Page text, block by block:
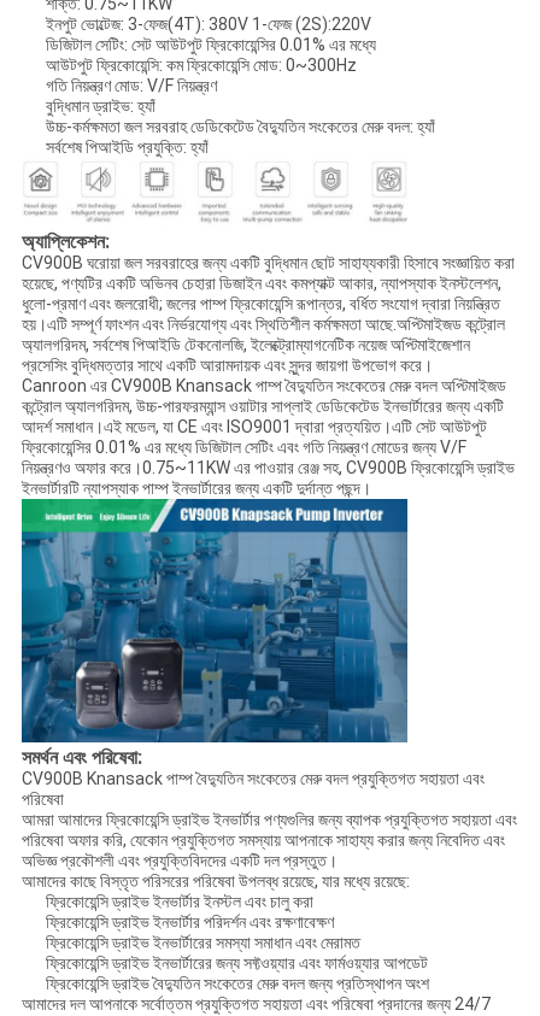
শক্তি: 0.75~11KW
ইনপুট ভোল্টেজ: 3-ফেজ(4T): 380V 1-ফেজ (2S):220V
ডিজিটাল সেটিং: সেট আউটপুট ফ্রিকোয়েন্সির 0.01% এর মধ্যে
আউটপুট ফ্রিকোয়েন্সি: কম ফ্রিকোয়েন্সি মোড: 0~300Hz
গতি নিয়ন্ত্রণ মোড: V/F নিয়ন্ত্রণ
বুদ্ধিমান ড্রাইভ: হ্যাঁ
উচ্চ-কর্মক্ষমতা জল সরবরাহ ডেডিকেটেড বৈদ্যুতিন সংকেতের মেরু বদল: হ্যাঁ
সর্বশেষ পিআইডি প্রযুক্তি: হ্যাঁ
অ্যাপ্লিকেশন:
CV900B ঘরোয়া জল সরবরাহের জন্য একটি বুদ্ধিমান ছোট সাহায্যকারী হিসাবে সংজ্ঞায়িত করা
হয়েছে, পণ্যটির একটি অভিনব চেহারা ডিজাইন এবং কমপ্যাক্ট আকার, ন্যাপস্যাক ইনস্টলেশন,
ধুলো-প্রমাণ এবং জলরোধী; জলের পাম্প ফ্রিকোয়েন্সি রূপান্তর, বর্ধিত সংযোগ দ্বারা নিয়ন্ত্রিত
হয়।এটি সম্পূর্ণ ফাংশন এবং নির্ভরযোগ্য এবং স্থিতিশীল কর্মক্ষমতা আছে.অপ্টিমাইজড কন্ট্রোল
অ্যালগরিদম, সর্বশেষ পিআইডি টেকনোলজি, ইলেক্ট্রোম্যাগনেটিক নয়েজ অপ্টিমাইজেশান
প্রসেসিং বুদ্ধিমত্তার সাথে একটি আরামদায়ক এবং সুন্দর জায়গা উপভোগ করে।
Canroon এর CV900B Knansack পাম্প বৈদ্যুতিন সংকেতের মেরু বদল অপ্টিমাইজড
কন্ট্রোল অ্যালগরিদম, উচ্চ-পারফরম্যান্স ওয়াটার সাপ্লাই ডেডিকেটেড ইনভার্টারের জন্য একটি
আদর্শ সমাধান।এই মডেল, যা CE এবং ISO9001 দ্বারা প্রত্যয়িত।এটি সেট আউটপুট
ফ্রিকোয়েন্সির 0.01% এর মধ্যে ডিজিটাল সেটিং এবং গতি নিয়ন্ত্রণ মোডের জন্য V/F
নিয়ন্ত্রণও অফার করে।0.75~11KW এর পাওয়ার রেঞ্জ সহ, CV900B ফ্রিকোয়েন্সি ড্রাইভ
ইনভার্টারটি ন্যাপস্যাক পাম্প ইনভার্টারের জন্য একটি দুর্দান্ত পছন্দ।
সমর্থন এবং পরিষেবা:
CV900B Knansack পাম্প বৈদ্যুতিন সংকেতের মেরু বদল প্রযুক্তিগত সহায়তা এবং
পরিষেবা
আমরা আমাদের ফ্রিকোয়েন্সি ড্রাইভ ইনভার্টার পণ্যগুলির জন্য ব্যাপক প্রযুক্তিগত সহায়তা এবং
পরিষেবা অফার করি, যেকোন প্রযুক্তিগত সমস্যায় আপনাকে সাহায্য করার জন্য নিবেদিত এবং
অভিজ্ঞ প্রকৌশলী এবং প্রযুক্তিবিদদের একটি দল প্রস্তুত।
আমাদের কাছে বিস্তৃত পরিসরের পরিষেবা উপলব্ধ রয়েছে, যার মধ্যে রয়েছে:
ফ্রিকোয়েন্সি ড্রাইভ ইনভার্টার ইনস্টল এবং চালু করা
ফ্রিকোয়েন্সি ড্রাইভ ইনভার্টার পরিদর্শন এবং রক্ষণাবেক্ষণ
ফ্রিকোয়েন্সি ড্রাইভ ইনভার্টারের সমস্যা সমাধান এবং মেরামত
ফ্রিকোয়েন্সি ড্রাইভ ইনভার্টারের জন্য সফ্টওয়্যার এবং ফার্মওয়্যার আপডেট
ফ্রিকোয়েন্সি ড্রাইভ বৈদ্যুতিন সংকেতের মেরু বদল জন্য প্রতিস্থাপন অংশ
আমাদের দল আপনাকে সর্বোত্তম প্রযুক্তিগত সহায়তা এবং পরিষেবা প্রদানের জন্য 24/7